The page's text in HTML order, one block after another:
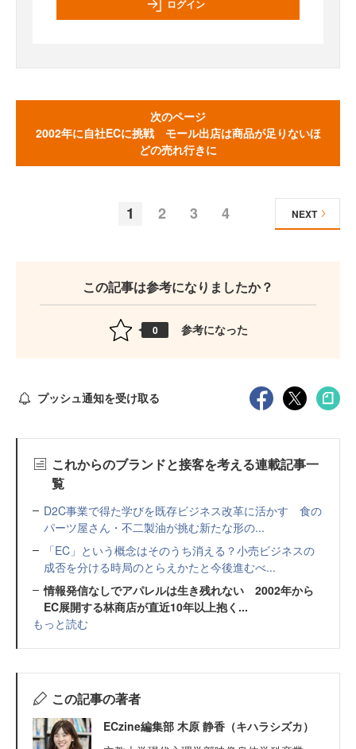
ログイン
次のページ
2002年に自社ECに挑戦 モール出店は商品が足りないほ
どの売れ行きに
1 2 3 4 NEXT
この記事は参考になりましたか？
0 参考になった
プッシュ通知を受け取る
これからのブランドと接客を考える連載記事一
覧
D2C事業で得た学びを既存ビジネス改革に活かす 食の
パーツ屋さん・不二製油が挑む新たな形の...
「EC」という概念はそのうち消える？小売ビジネスの
成否を分ける時局のとらえかたと今後進むべ...
情報発信なしでアパレルは生き残れない 2002年から
EC展開する林商店が直近10年以上抱く...
もっと読む
この記事の著者
ECzine編集部 木原 静香（キハラシズカ）